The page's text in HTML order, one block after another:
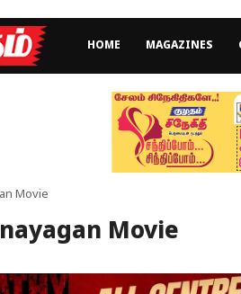
HOME MAGAZINES
Movie
Movie